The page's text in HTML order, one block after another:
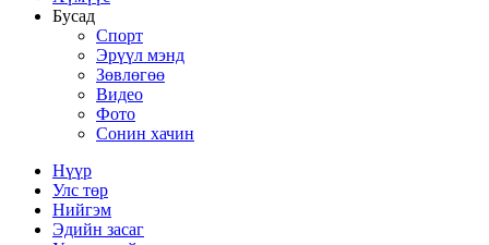
Бусад
Спорт
Эрүүл мэнд
Зөвлөгөө
Видео
Фото
Сонин хачин
Нүүр
Улс төр
Нийгэм
Эдийн засаг